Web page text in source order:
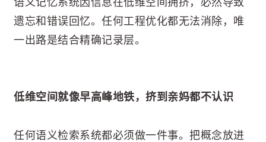
遗忘和错误回忆。任何工程优化都无法消除，唯
一出路是结合精确记录层。
低维空间就像早高峰地铁，挤到亲妈都不认识
任何语义检索系统都必须做一件事。把概念放进